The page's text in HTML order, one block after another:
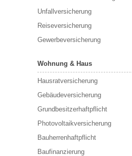
Unfallversicherung
Reiseversicherung
Gewerbeversicherung
Wohnung & Haus
Hausratversicherung
Gebäudeversicherung
Grundbesitzerhaftpflicht
Photovoltaikversicherung
Bauherrenhaftpflicht
Baufinanzierung